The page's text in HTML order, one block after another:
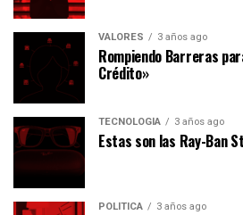
VALORES 3 años ago
Rompiendo Barreras
Crédito»
TECNOLOGÍA 3 años ago
Estas son las Ray-Ban
POLÍTICA 3 años ago